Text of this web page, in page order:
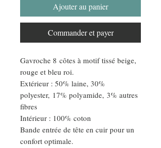
Ajouter au panier
Commander et payer
Gavroche 8 côtes à motif tissé beige,
rouge et bleu roi.
Extérieur : 50% laine, 30%
polyester, 17% polyamide, 3% autres
fibres
Intérieur : 100% coton
Bande entrée de tête en cuir pour un
confort optimale.